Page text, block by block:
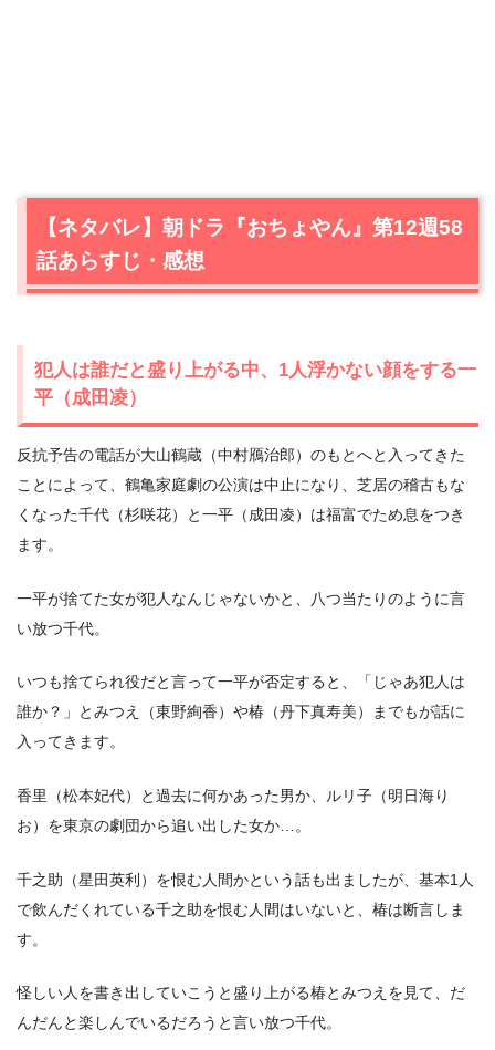
【ネタバレ】朝ドラ『おちょやん』第12週58
話あらすじ・感想
犯人は誰だと盛り上がる中、1人浮かない顔をする一
平（成田凌）
反抗予告の電話が大山鶴蔵（中村鴈治郎）のもとへと入ってきた
ことによって、鶴亀家庭劇の公演は中止になり、芝居の稽古もな
くなった千代（杉咲花）と一平（成田凌）は福富でため息をつき
ます。
一平が捨てた女が犯人なんじゃないかと、八つ当たりのように言
い放つ千代。
いつも捨てられ役だと言って一平が否定すると、「じゃあ犯人は
誰か？」とみつえ（東野絢香）や椿（丹下真寿美）までもが話に
入ってきます。
香里（松本妃代）と過去に何かあった男か、ルリ子（明日海り
お）を東京の劇団から追い出した女か…。
千之助（星田英利）を恨む人間かという話も出ましたが、基本1人
で飲んだくれている千之助を恨む人間はいないと、椿は断言しま
す。
怪しい人を書き出していこうと盛り上がる椿とみつえを見て、だ
んだんと楽しんでいるだろうと言い放つ千代。